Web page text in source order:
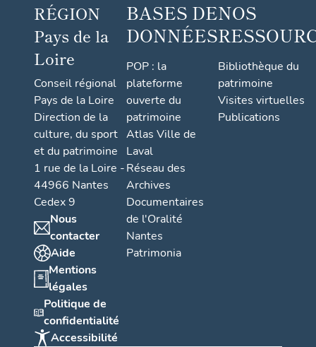
RÉGION
Pays de la
Loire
Conseil régional
Pays de la Loire
Direction de la
culture, du sport
et du patrimoine
1 rue de la Loire -
44966 Nantes
Cedex 9
Nous
contacter
Aide
Mentions
légales
Politique de
confidentialité
Accessibilité
BASES DE
DONNÉES
POP : la
plateforme
ouverte du
patrimoine
Atlas Ville de
Laval
Réseau des
Archives
Documentaires
de l'Oralité
Nantes
Patrimonia
NOS
Bibliothèque du
patrimoine
Visites virtuelles
Publications